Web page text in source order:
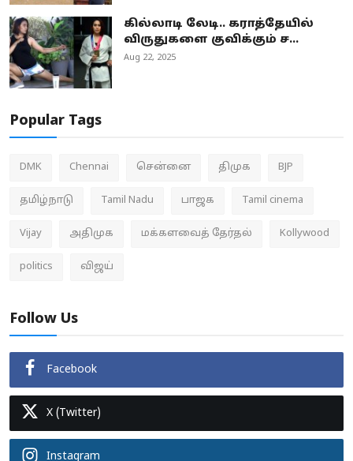
கில்லாடி லேடி.. கராத்தேயில்
விருதுகளை குவிக்கும் ச...
Aug 22, 2025
Popular Tags
DMK Chennai சென்னை திமுக BJP
தமிழ்நாடு Tamil Nadu பாஜக Tamil cinema
Vijay அதிமுக மக்களவைத் தேர்தல் Kollywood
politics விஜய்
Follow Us
Facebook
X (Twitter)
Instagram